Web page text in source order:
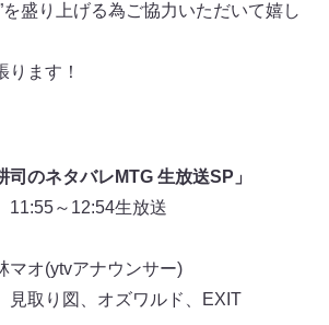
を盛り上げる為ご協力いただいて嬉し
ります！
のネタバレMTG 生放送SP」
～12:54生放送
マオ(ytvアナウンサー)
見取り図、オズワルド、EXIT